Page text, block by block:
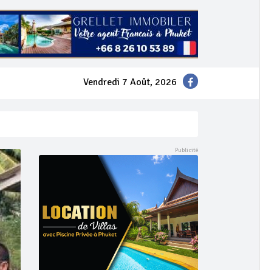
Vendredi 7 Août, 2026